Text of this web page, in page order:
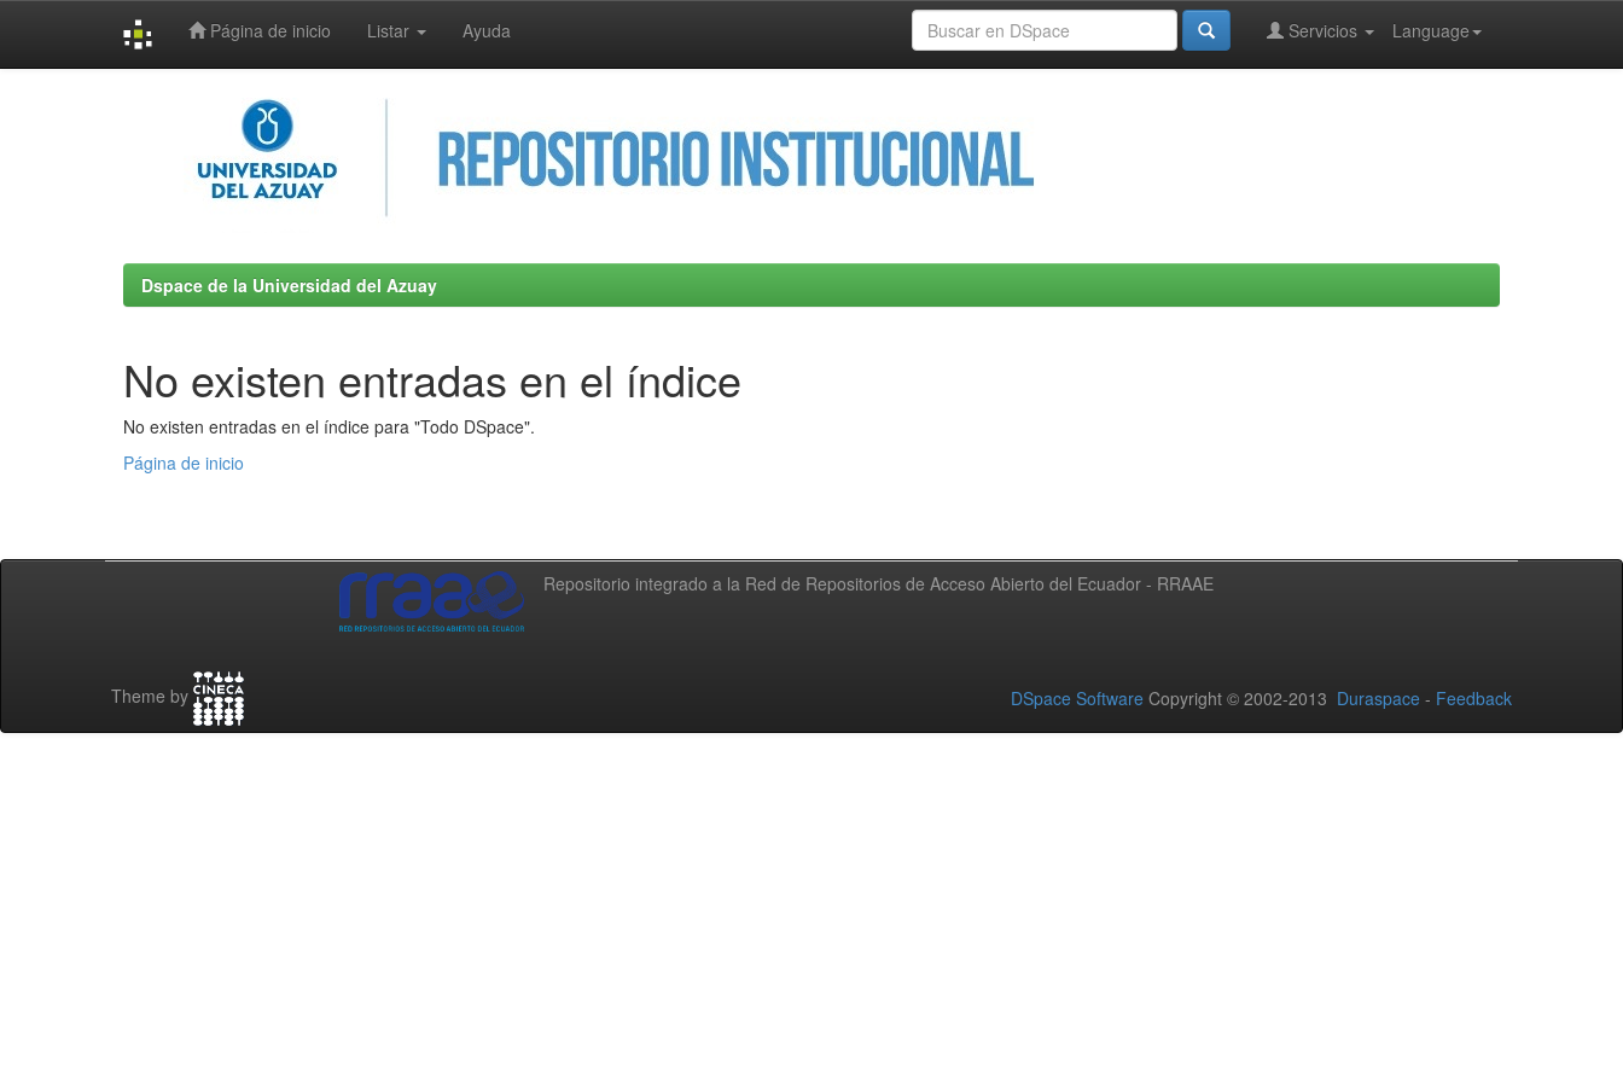
Página de inicio Listar Ayuda Language
Servicios
Dspace de la Universidad del Azuay
No existen entradas en el índice
No existen entradas en el índice para "Todo DSpace".
Página de inicio
Repositorio integrado a la Red de Repositorios de Acceso Abierto del Ecuador - RRAAE
Theme by DSpace Software Copyright © 2002-2013 Duraspace - Feedback